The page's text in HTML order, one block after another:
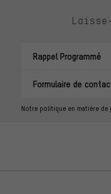
Rappel Programmé
Formulaire de
Notre politique en matière